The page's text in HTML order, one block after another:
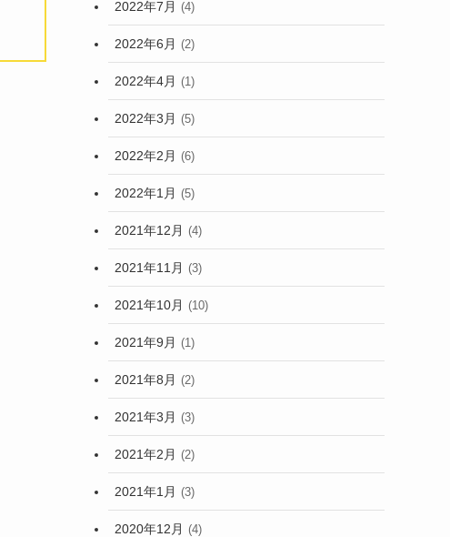
2022年7月 (4)
2022年6月 (2)
2022年4月 (1)
2022年3月 (5)
2022年2月 (6)
2022年1月 (5)
2021年12月 (4)
2021年11月 (3)
2021年10月 (10)
2021年9月 (1)
2021年8月 (2)
2021年3月 (3)
2021年2月 (2)
2021年1月 (3)
2020年12月 (4)